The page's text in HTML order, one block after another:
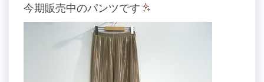
今期販売中のパンツです